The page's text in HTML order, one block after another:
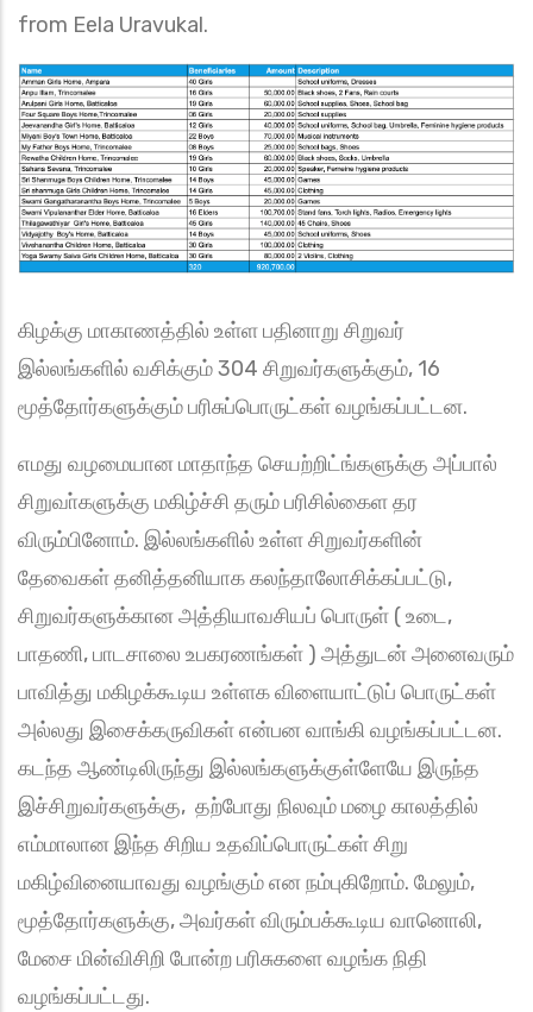
from Eela Uravukal.
கிழக்கு மாகாணத்தில் உள்ள பதினாறு சிறுவர்
இல்லங்களில் வசிக்கும் 304 சிறுவர்களுக்கும், 16
மூத்தோர்களுக்கும் பரிசுப்பொருட்கள் வழங்கப்பட்டன.
எமது வழமையான மாதாந்த செயற்றிட்ங்களுக்கு அப்பால்
சிறுவா்களுக்கு மகிழ்ச்சி தரும் பரிசில்கைள தர
விரும்பினோம். இல்லங்களில் உள்ள சிறுவர்களின்
தேவைகள் தனித்தனியாக கலந்தாலோசிக்கப்பட்டு,
சிறுவர்களுக்கான அத்தியாவசியப் பொருள் ( உடை,
பாதணி, பாடசாலை உபகரணங்கள் ) அத்துடன் அனைவரும்
பாவித்து மகிழக்கூடிய உள்ளக விளையாட்டுப் பொருட்கள்
அல்லது இசைக்கருவிகள் என்பன வாங்கி வழங்கப்பட்டன.
கடந்த ஆண்டிலிருந்து இல்லங்களுக்குள்ளேயே இருந்த
இச்சிறுவர்களுக்கு, தற்போது நிலவும் மழை காலத்தில்
எம்மாலான இந்த சிறிய உதவிப்பொருட்கள் சிறு
மகிழ்வினையாவது வழங்கும் என நம்புகிறோம். மேலும்,
மூத்தோர்களுக்கு, அவர்கள் விரும்பக்கூடிய வானொலி,
மேசை மின்விசிறி போன்ற பரிசுகளை வழங்க நிதி
வழங்கப்பட்டது.